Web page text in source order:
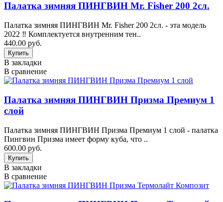
Палатка зимняя ПИНГВИН Mr. Fisher 200 2сл.
Палатка зимняя ПИНГВИН Mr. Fisher 200 2сл. - эта модель
2022 ‼️ Комплектуется внутренним тен..
440.00 руб.
В закладки
В сравнение
Палатка зимняя ПИНГВИН Призма Премиум 1
слой
Палатка зимняя ПИНГВИН Призма Премиум 1 слой - палатка
Пингвин Призма имеет форму куба, что ..
600.00 руб.
В закладки
В сравнение